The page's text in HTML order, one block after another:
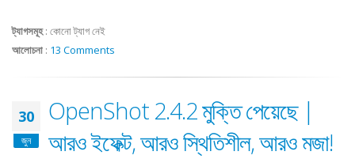
ট্যাগসমূহ: কোনো ট্যাগ নেই
আলোচনা : 13 Comments
30
জুন
OpenShot 2.4.2 মুক্তি পেয়েছে |
আরও ইফেক্ট, আরও স্থিতিশীল, আরও মজা!